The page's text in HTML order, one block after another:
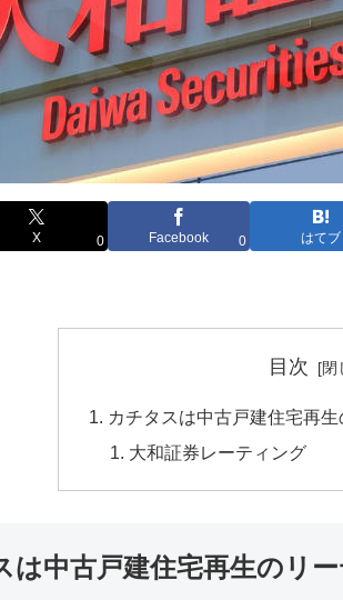
X 0 Facebook 0 はてブ
目次
カチタスは中古戸建住宅再
大和証券レーティング
は中古戸建住宅再生のリ